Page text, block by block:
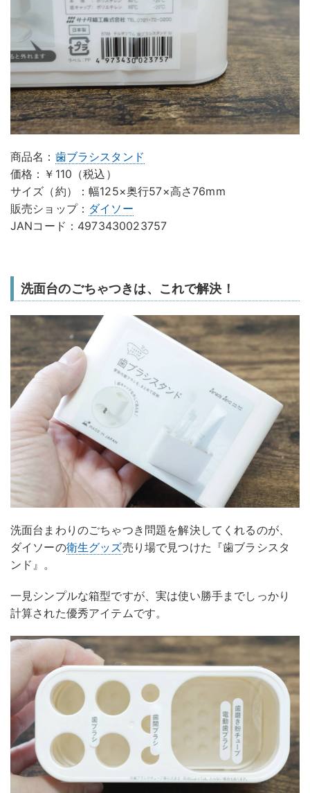
商品名： 歯ブラシスタンド
価格：￥110（税込）
サイズ（約）：幅125×奥行57×高さ76mm
販売ショップ： ダイソー
JANコード：4973430023757
洗面台のごちゃつきは、これで解決！
洗面台まわりのごちゃつき問題を解決してくれるのが、
ダイソーの衛生グッズ売り場で見つけた『歯ブラシスタ
ンド』。
一見シンプルな箱型ですが、実は使い勝手までしっかり
計算された優秀アイテムです。